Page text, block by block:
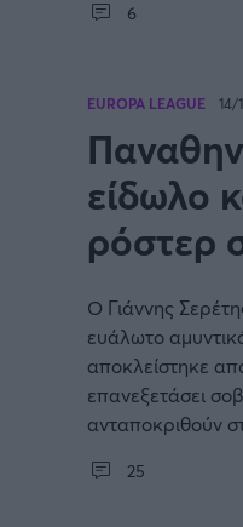
6
EUROPA LEAGUE 14/
είδωλο
ρόστερ
Ο Γιάννης
ευάλωτο
αποκλείστηκε
επανεξετάσει
ανταποκριθούν
25